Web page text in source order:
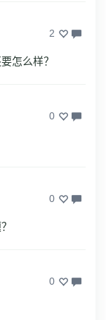
2
怎么样？
0
0
0